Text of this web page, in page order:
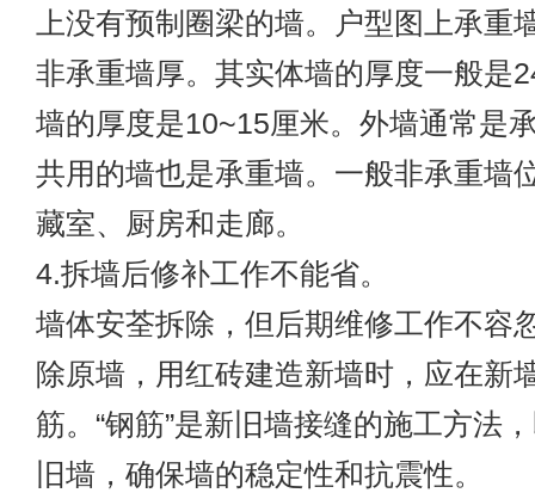
上没有预制圈梁的墙。户型图上承重
非承重墙厚。其实体墙的厚度一般是
墙的厚度是10~15厘米。外墙通常是
共用的墙也是承重墙。一般非承重墙
藏室、厨房和走廊。
4.拆墙后修补工作不能省。
墙体安荃拆除，但后期维修工作不容
除原墙，用红砖建造新墙时，应在新
筋。“钢筋”是新旧墙接缝的施工方法
旧墙，确保墙的稳定性和抗震性。